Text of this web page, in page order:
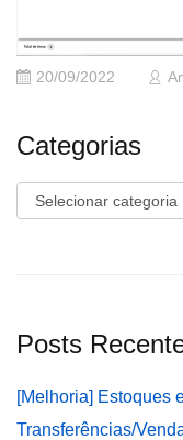
20/09/2022
Categorias
Categorias
Posts
[Melhoria] Estoques
Transferências/